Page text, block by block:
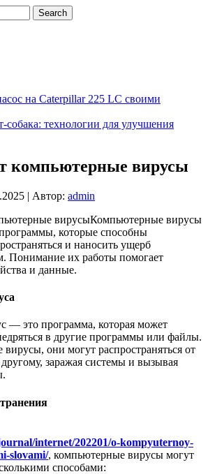
на Caterpillar 225 LC своими
собака: технологии для улучшения
компьютерные вирусы
| Автор: admin
Компьютерные вирусы
которые способны
и наносить ущерб
Понимание их работы помогает
и данные.
— это программа, которая может
в другие программы или файлы.
они могут распространяться от
заражая системы и вызывая
internet/202201/o-kompyuternoy-
slovami/, компьютерные вирусы могут
способами: